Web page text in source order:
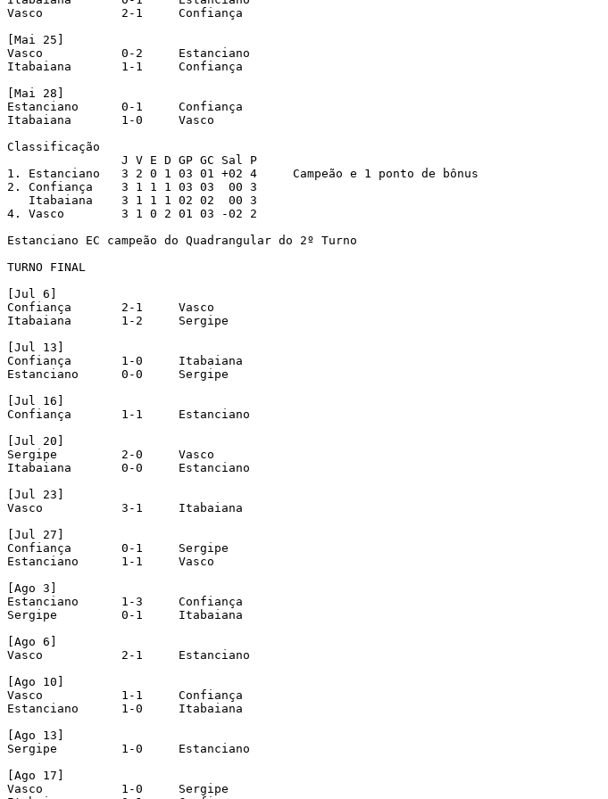
Vasco		2-1	Confiança
[Mai 25]
Vasco		0-2	Estanciano
Itabaiana	1-1	Confiança
[Mai 28]
Estanciano	0-1	Confiança
Itabaiana	1-0	Vasco
Classificação
1. Estanciano	3 2 0 1 03 01 +02 4	Campeão e 1 ponto de bônus
2. Confiança	3 1 1 1 03 03  00 3
   Itabaiana	3 1 1 1 02 02  00 3
4. Vasco	3 1 0 2 01 03 -02 2
Estanciano EC campeão do Quadrangular do 2º Turno
TURNO FINAL
[Jul 6]
Confiança	2-1	Vasco
Itabaiana	1-2	Sergipe
[Jul 13]
Confiança	1-0	Itabaiana
Estanciano	0-0	Sergipe
[Jul 16]
Confiança	1-1	Estanciano
[Jul 20]
Sergipe		2-0	Vasco
Itabaiana	0-0	Estanciano
[Jul 23]
Vasco		3-1	Itabaiana
[Jul 27]
Confiança	0-1	Sergipe
Estanciano	1-1	Vasco
[Ago 3]
Estanciano	1-3	Confiança
Sergipe		0-1	Itabaiana
[Ago 6]
Vasco		2-1	Estanciano
[Ago 10]
Vasco 		1-1	Confiança
Estanciano	1-0	Itabaiana
[Ago 13]
Sergipe		1-0	Estanciano
[Ago 17]
Vasco		1-0	Sergipe